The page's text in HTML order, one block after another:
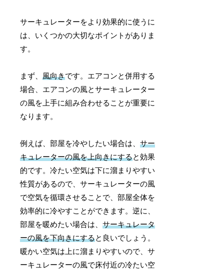
サーキュレーターをより効果的に使うに
は、いくつかの大切なポイントがありま
す。
まず、風向きです。エアコンと併用する
場合、エアコンの風とサーキュレーター
の風を上手に組み合わせることが重要に
なります。
例えば、部屋を冷やしたい場合は、サー
キュレーターの風を上向きにすると効果
的です。冷たい空気は下に溜まりやすい
性質があるので、サーキュレーターの風
で空気を循環させることで、部屋全体を
効率的に冷やすことができます。逆に、
部屋を暖めたい場合は、サーキュレータ
ーの風を下向きにすると良いでしょう。
暖かい空気は上に溜まりやすいので、サ
ーキュレーターの風で床付近の冷たい空